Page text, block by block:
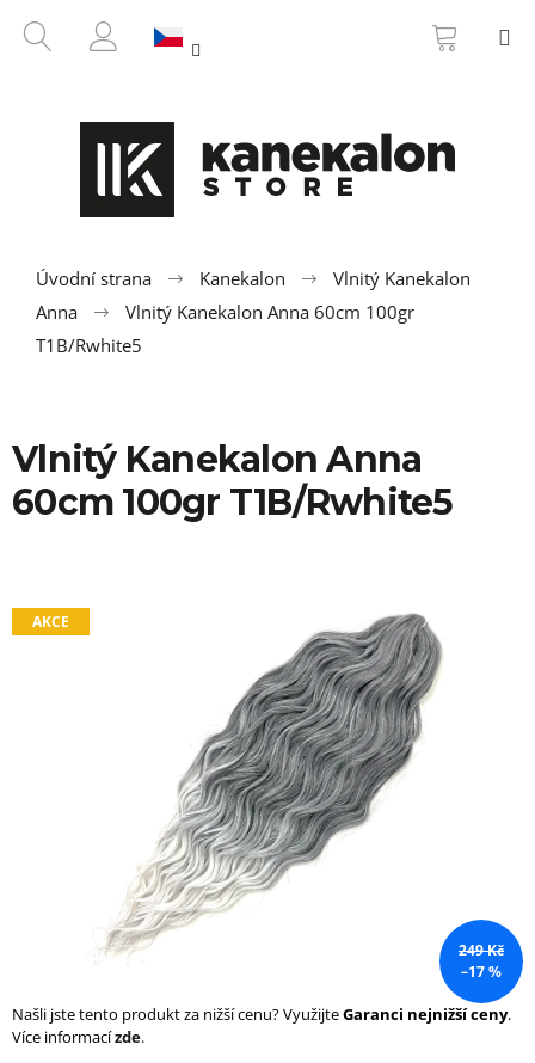
HLEDAT
PŘIHLÁŠENÍ
KOŠÍK
Úvodní strana Kanekalon
Vlnitý Kanekalon
Anna
Vlnitý Kanekalon Anna 60cm 100gr
T1B/Rwhite5
Vlnitý Kanekalon Anna
60cm 100gr T1B/Rwhite5
AKCE
249 Kč
–17 %
Našli jste tento produkt za nižší cenu? VyužijteGaranci nejnižší ceny.
Více informacízde.
ZPĚT
ZPĚT
e
b
e
t
e
í
HLEDAT
u
č